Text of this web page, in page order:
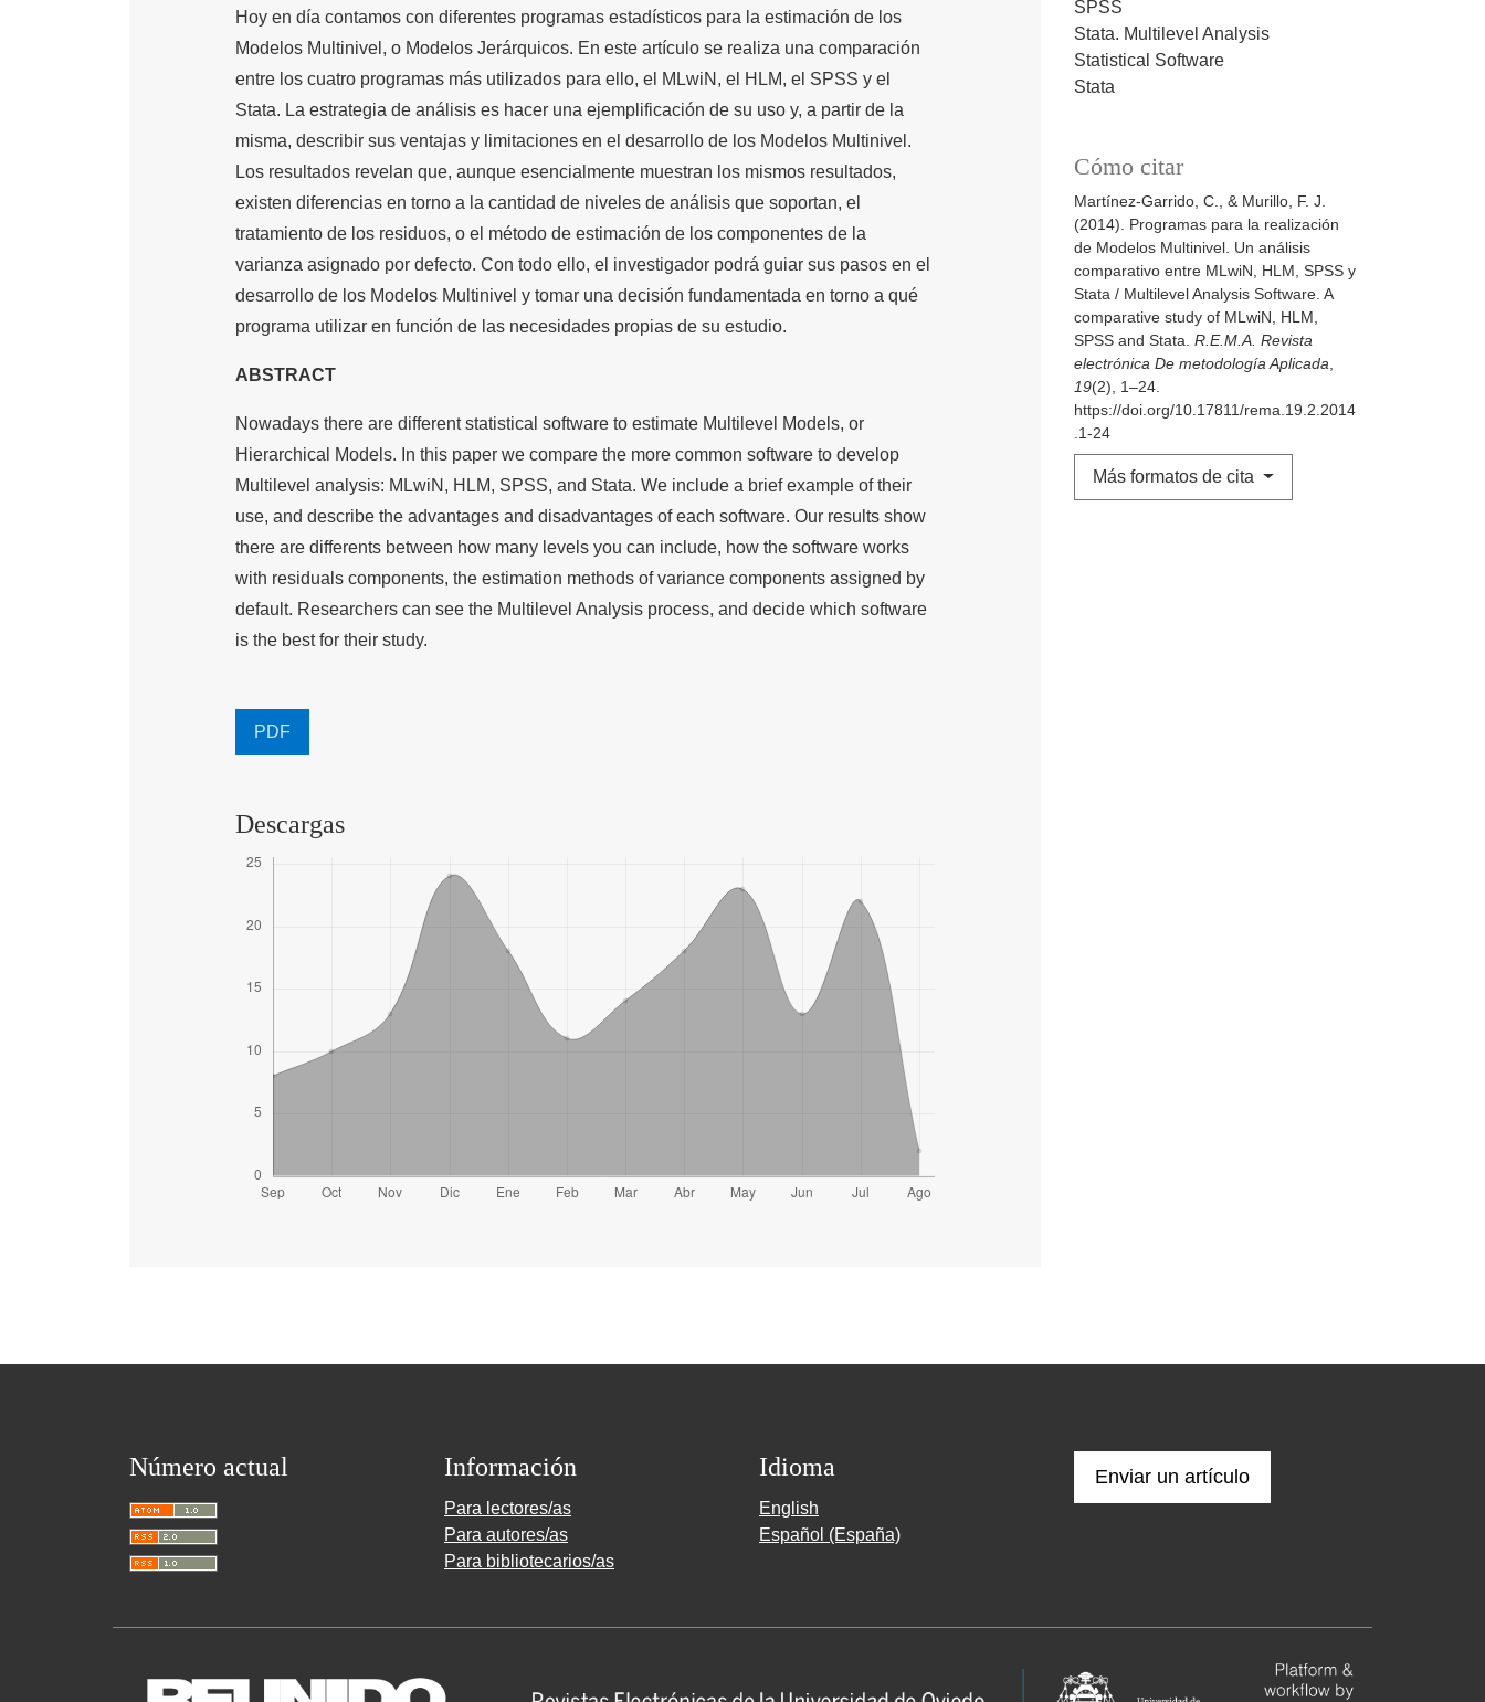
SPSS
Stata. Multilevel Analysis
Statistical Software
Stata
Cómo citar
Martínez-Garrido, C., & Murillo, F. J.
(2014). Programas para la realización
de Modelos Multinivel. Un análisis
comparativo entre MLwiN, HLM, SPSS y
Stata / Multilevel Analysis Software. A
comparative study of MLwiN, HLM,
SPSS and Stata. R.E.M.A. Revista
electrónica De metodología Aplicada,
19(2), 1–24.
https://doi.org/10.17811/rema.19.2.2014
.1-24
Más formatos de cita
Hoy en día contamos con diferentes programas estadísticos para la estimación de los
Modelos Multinivel, o Modelos Jerárquicos. En este artículo se realiza una comparación
entre los cuatro programas más utilizados para ello, el MLwiN, el HLM, el SPSS y el
Stata. La estrategia de análisis es hacer una ejemplificación de su uso y, a partir de la
misma, describir sus ventajas y limitaciones en el desarrollo de los Modelos Multinivel.
Los resultados revelan que, aunque esencialmente muestran los mismos resultados,
existen diferencias en torno a la cantidad de niveles de análisis que soportan, el
tratamiento de los residuos, o el método de estimación de los componentes de la
varianza asignado por defecto. Con todo ello, el investigador podrá guiar sus pasos en el
desarrollo de los Modelos Multinivel y tomar una decisión fundamentada en torno a qué
programa utilizar en función de las necesidades propias de su estudio.
ABSTRACT
Nowadays there are different statistical software to estimate Multilevel Models, or
Hierarchical Models. In this paper we compare the more common software to develop
Multilevel analysis: MLwiN, HLM, SPSS, and Stata. We include a brief example of their
use, and describe the advantages and disadvantages of each software. Our results show
there are differents between how many levels you can include, how the software works
with residuals components, the estimation methods of variance components assigned by
default. Researchers can see the Multilevel Analysis process, and decide which software
is the best for their study.
PDF
Descargas
Número actual Información
Para lectores/as
Para autores/as
Para bibliotecarios/as
Idioma
English
Español (España)
Enviar un artículo